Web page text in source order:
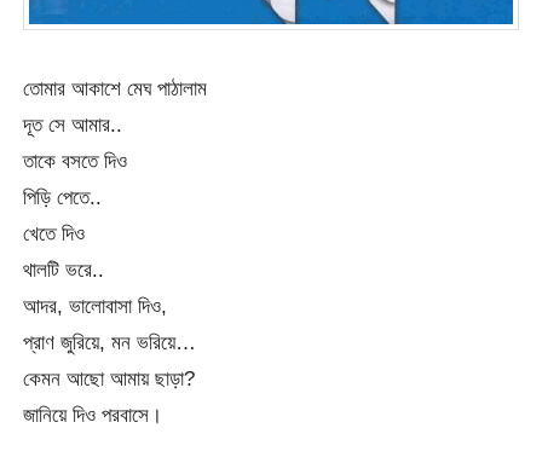
তোমার আকাশে মেঘ পাঠালাম
দূত সে আমার..
তাকে বসতে দিও
পিড়ি পেতে..
খেতে দিও
থালটি ভরে..
আদর, ভালোবাসা দিও,
প্রাণ জুরিয়ে, মন ভরিয়ে…
কেমন আছো আমায় ছাড়া?
জানিয়ে দিও পরবাসে।